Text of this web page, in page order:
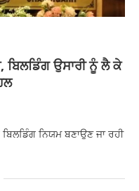
ਬਿਲਡਿੰਗ ਉਸਾਰੀ ਨੂੰ ਲੈ ਕੇ
ਨਿਯਮ ਬਣਾਉਣ ਜਾ ਰਹੀ